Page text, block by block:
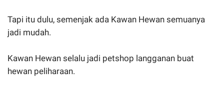
Tapi itu dulu, semenjak ada Kawan Hewan semuanya
jadi mudah.
Kawan Hewan selalu jadi petshop langganan buat
hewan peliharaan.